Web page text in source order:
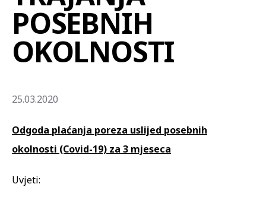
POSEBNIH
OKOLNOSTI
25.03.2020
Odgoda plaćanja poreza uslijed posebnih
okolnosti (Covid-19) za 3 mjeseca
Uvjeti: